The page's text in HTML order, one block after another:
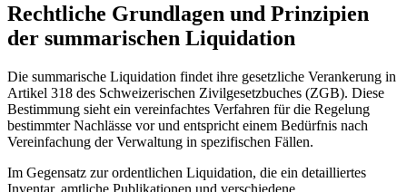
Rechtliche Grundlagen und Prinzipien
der summarischen Liquidation
Die summarische Liquidation findet ihre gesetzliche Verankerung in
Artikel 318 des Schweizerischen Zivilgesetzbuches (ZGB). Diese
Bestimmung sieht ein vereinfachtes Verfahren für die Regelung
bestimmter Nachlässe vor und entspricht einem Bedürfnis nach
Vereinfachung der Verwaltung in spezifischen Fällen.
Im Gegensatz zur ordentlichen Liquidation, die ein detailliertes
Inventar, amtliche Publikationen und verschiedene